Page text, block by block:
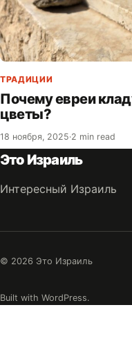
ТРАДИЦИИ
Почему евреи
цветы?
18 ноября, 2025·2 min read
Это Израиль
Интересный Израиль
© 2026 Это Израиль
Built with WordPress.